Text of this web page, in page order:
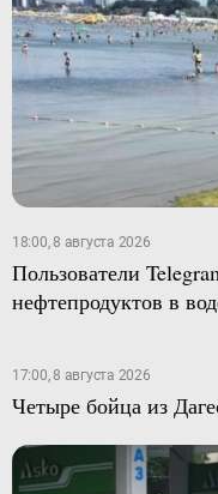
18:00, 8 августа 2026
Пользователи
нефтепродуктов в
17:00, 8 августа 2026
Четыре бойца из